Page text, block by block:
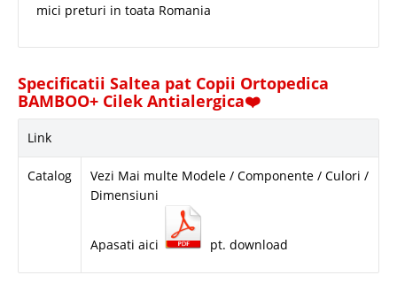
mici preturi in toata Romania
Specificatii Saltea pat Copii Ortopedica
BAMBOO+ Cilek Antialergica❤️
Link
Catalog
Vezi Mai multe Modele / Componente / Culori /
Dimensiuni
Apasati aici pt. download